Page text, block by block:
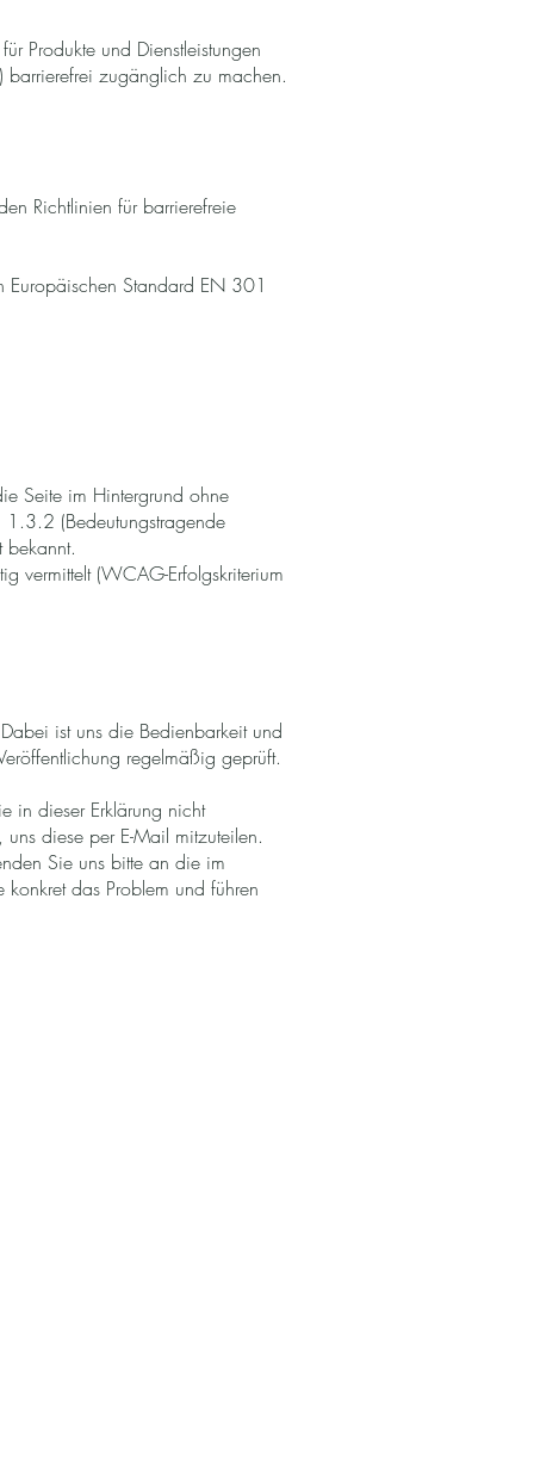
Produkte und Dienstleistungen
barrierefrei zugänglich zu machen.
Richtlinien für barrierefreie
Standard EN 301
Seite im Hintergrund ohne
1.3.2 (Bedeutungstragende
bekannt.
vermittelt (WCAG-Erfolgskriterium
ist uns die Bedienbarkeit und
regelmäßig geprüft.
in dieser Erklärung nicht
diese per E-Mail mitzuteilen.
Sie uns bitte an die im
konkret das Problem und führen